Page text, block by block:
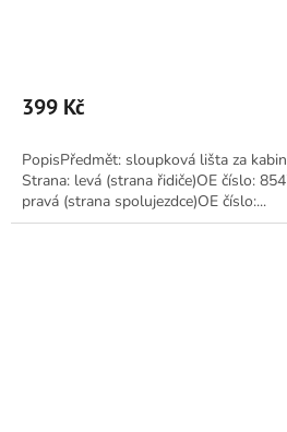
produktu
je
z
5
hvězdiček.
399 Kč
PopisPředmět: sloupková lišta za
Strana: levá (strana řidiče)OE číslo:
pravá (strana spolujezdce)OE číslo:...